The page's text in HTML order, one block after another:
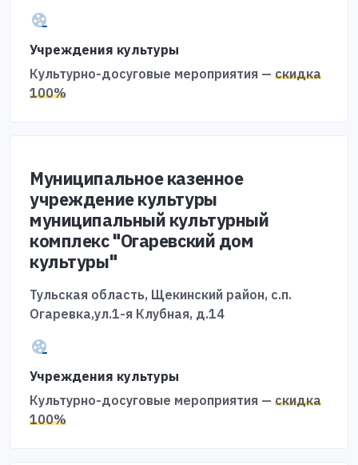
Учреждения культуры
Культурно-досуговые мероприятия — скидка
100%
Муниципальное казенное
учреждение культуры
муниципальный культурный
комплекс "Огаревский дом
культуры"
Тульская область, Щекинский район, с.п.
Огаревка,ул.1-я Клубная, д.14
Учреждения культуры
Культурно-досуговые мероприятия — скидка
100%